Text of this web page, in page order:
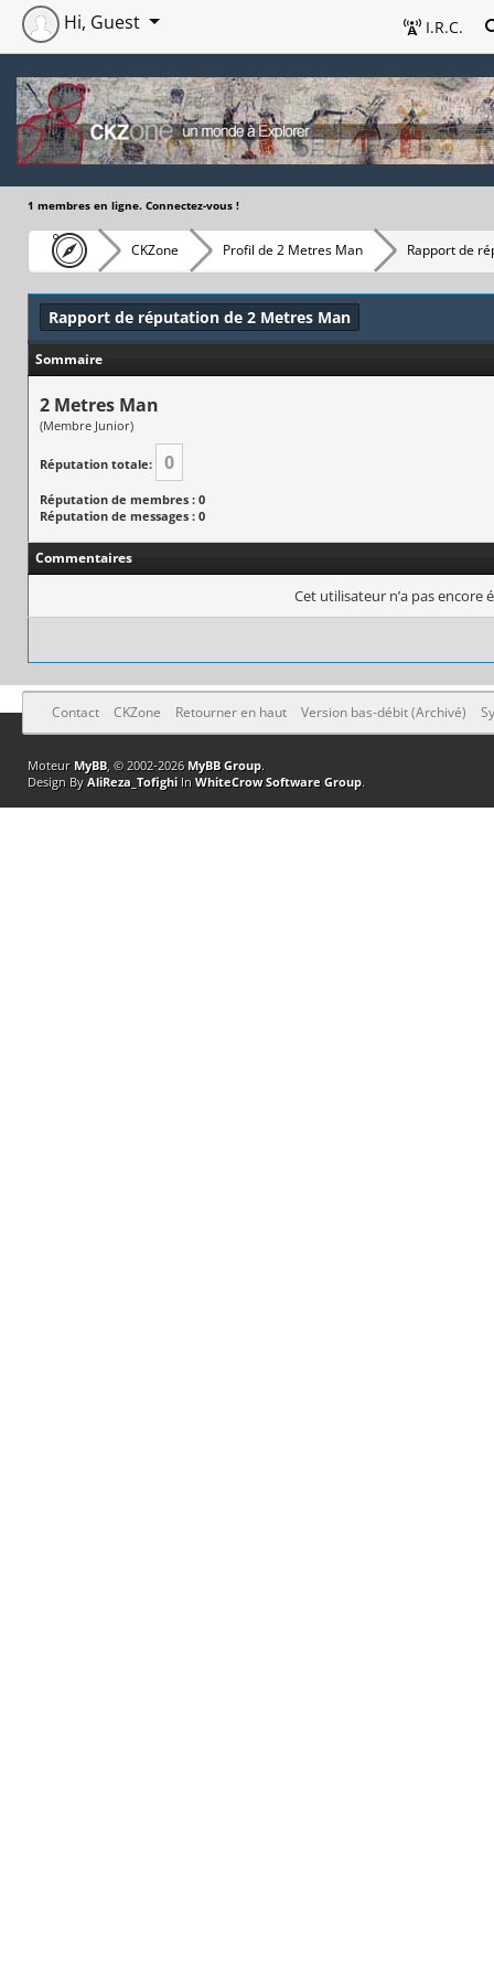
I.R.C.
Hi, Guest
1 membres en ligne. Connectez-vous !
CKZone Profil de 2 Metres Man Rapport de
Rapport de réputation de 2 Metres Man
Sommaire
2 Metres Man
(Membre Junior)
Réputation totale: 0
Réputation de membres : 0
Réputation de messages : 0
Commentaires
Cet utilisateur n’a pas encore
Contact CKZone Retourner en haut Version bas-débit (Archivé)
Moteur MyBB, © 2002-2026 MyBB Group.
Design By AliReza_TofighiIn WhiteCrow Software Group.